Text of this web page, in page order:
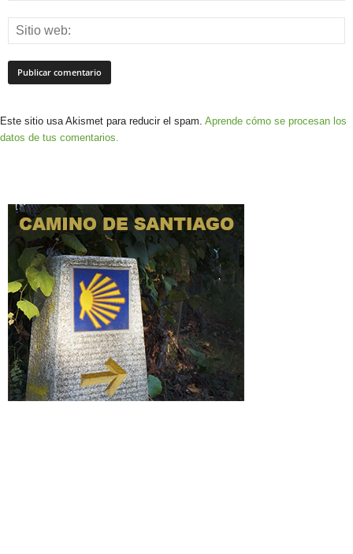
Este sitio usa Akismet para reducir el spam. Aprende cómo se procesan los
datos de tus comentarios.